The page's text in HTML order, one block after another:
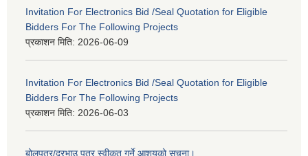
Invitation For Electronics Bid /Seal Quotation for Eligible
Bidders For The Following Projects
प्रकाशन मिति: 2026-06-09
Invitation For Electronics Bid /Seal Quotation for Eligible
Bidders For The Following Projects
प्रकाशन मिति: 2026-06-03
बोलपत्र/दरभाउ पत्र स्वीकृत गर्ने आशयको सूचना।